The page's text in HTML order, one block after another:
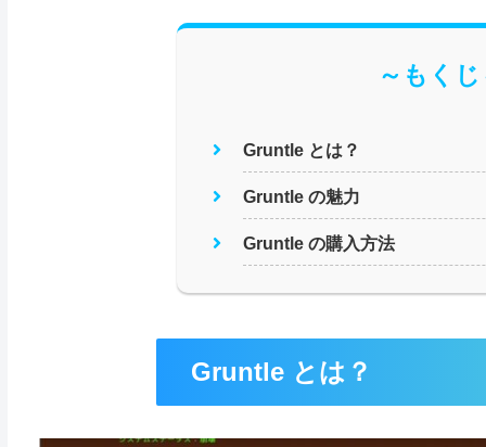
～もくじ
Gruntle とは？
Gruntle の魅力
Gruntle の購入方法
Gruntle とは？